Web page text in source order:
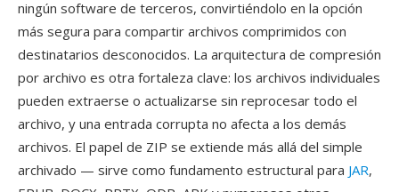
ningún software de terceros, convirtiéndolo en la opción
más segura para compartir archivos comprimidos con
destinatarios desconocidos. La arquitectura de compresión
por archivo es otra fortaleza clave: los archivos individuales
pueden extraerse o actualizarse sin reprocesar todo el
archivo, y una entrada corrupta no afecta a los demás
archivos. El papel de ZIP se extiende más allá del simple
archivado — sirve como fundamento estructural para JAR,